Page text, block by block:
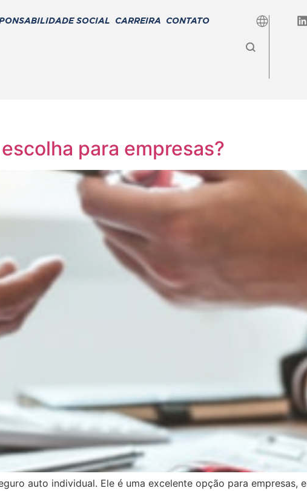
SOCIAL CARREIRA CONTATO
para empresas?
auto individual. Ele é uma excelente opção para empresas,